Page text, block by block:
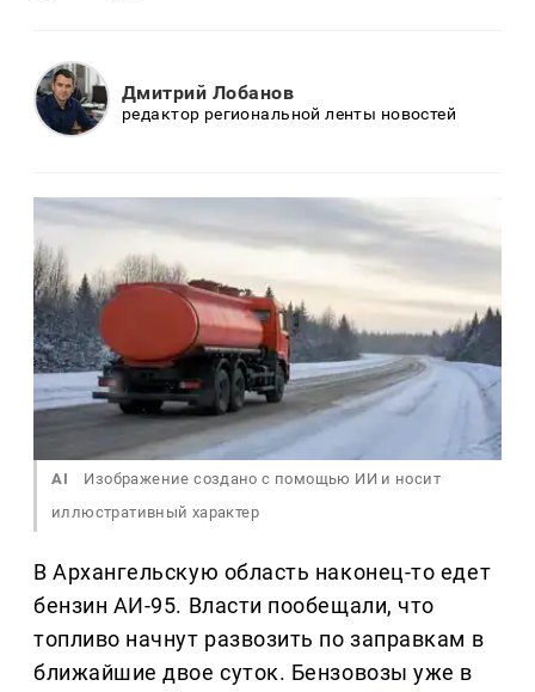
Дмитрий Лобанов
редактор региональной ленты новостей
AI
Изображение создано с помощью ИИ и носит
иллюстративный характер
В Архангельскую область наконец-то едет
бензин АИ-95. Власти пообещали, что
топливо начнут развозить по заправкам в
ближайшие двое суток. Бензовозы уже в